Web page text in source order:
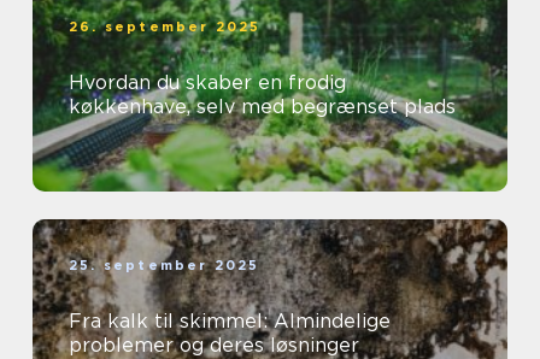
26. september 2025
Hvordan du skaber en frodig
køkkenhave, selv med begrænset plads
25. september 2025
Fra kalk til skimmel: Almindelige
problemer og deres løsninger